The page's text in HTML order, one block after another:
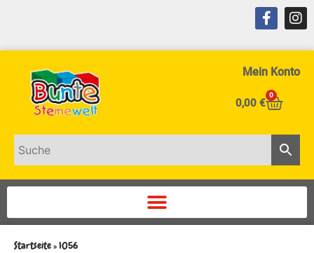
Mein Konto
0,00 €
0
Startseite»1056